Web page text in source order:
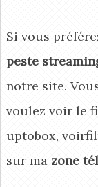
Si vous
peste
notre site.
voulez voir le
uptobox,
sur ma zone